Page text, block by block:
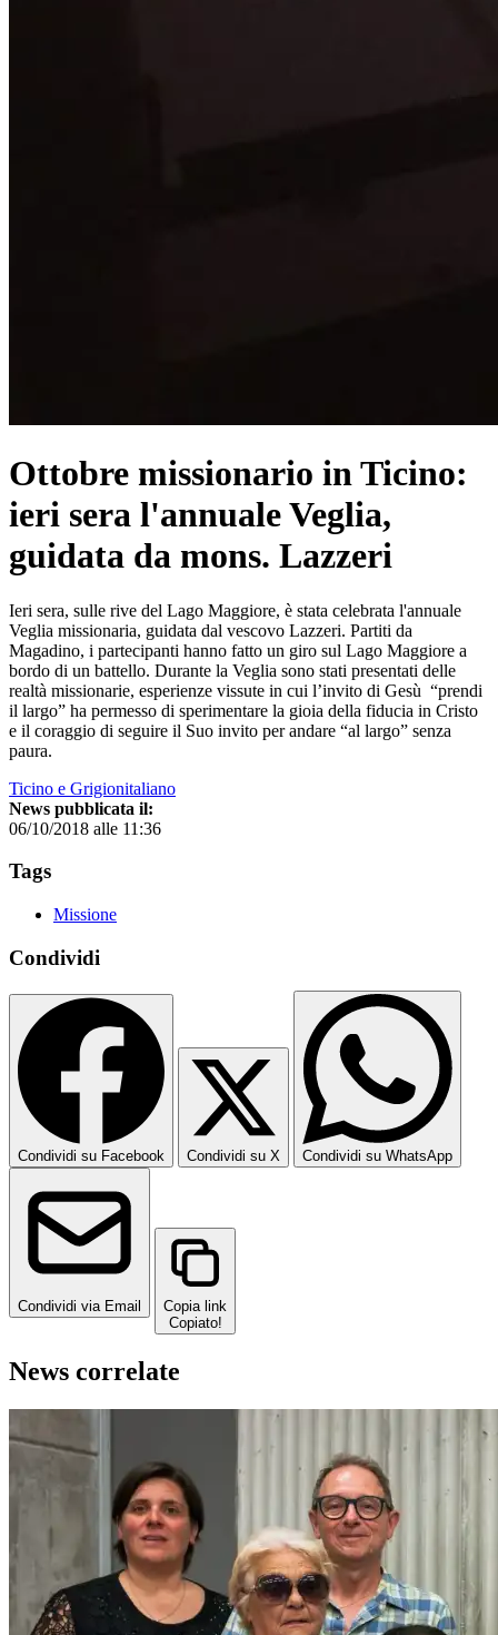
Ottobre missionario in Ticino:
ieri sera l'annuale Veglia,
guidata da mons. Lazzeri
Ieri sera, sulle rive del Lago Maggiore, è stata celebrata l'annuale
Veglia missionaria, guidata dal vescovo Lazzeri. Partiti da
Magadino, i partecipanti hanno fatto un giro sul Lago Maggiore a
bordo di un battello. Durante la Veglia sono stati presentati delle
realtà missionarie, esperienze vissute in cui l’invito di Gesù “prendi
il largo” ha permesso di sperimentare la gioia della fiducia in Cristo
e il coraggio di seguire il Suo invito per andare “al largo” senza
paura.
Ticino e Grigionitaliano
News pubblicata il:
06/10/2018 alle 11:36
Tags
Missione
Condividi
Condividi su Facebook Condividi su X Condividi su WhatsApp
Condividi via Email
Copia link
Copiato!
News correlate